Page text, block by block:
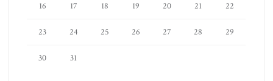
16 17 18 19 20 21 22
23 24 25 26 27 28 29
30 31